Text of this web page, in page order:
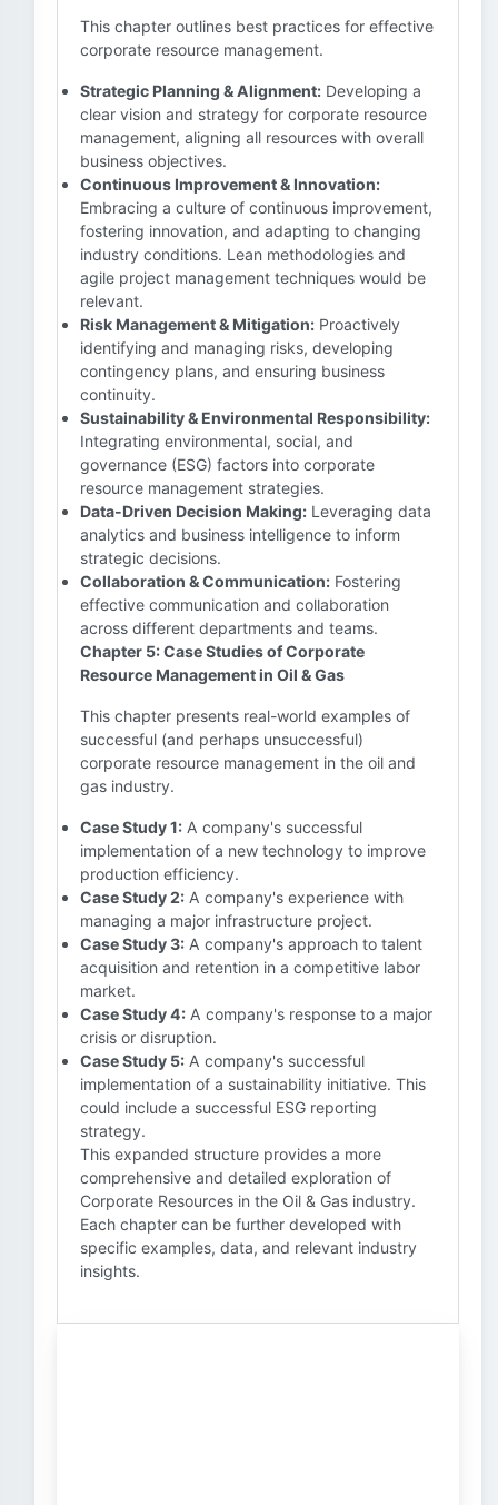
This chapter outlines best practices for effective
corporate resource management.
Strategic Planning & Alignment: Developing a
clear vision and strategy for corporate resource
management, aligning all resources with overall
business objectives.
Continuous Improvement & Innovation:
Embracing a culture of continuous improvement,
fostering innovation, and adapting to changing
industry conditions. Lean methodologies and
agile project management techniques would be
relevant.
Risk Management & Mitigation: Proactively
identifying and managing risks, developing
contingency plans, and ensuring business
continuity.
Sustainability & Environmental Responsibility:
Integrating environmental, social, and
governance (ESG) factors into corporate
resource management strategies.
Data-Driven Decision Making: Leveraging data
analytics and business intelligence to inform
strategic decisions.
Collaboration & Communication: Fostering
effective communication and collaboration
across different departments and teams.
Chapter 5: Case Studies of Corporate
Resource Management in Oil & Gas
This chapter presents real-world examples of
successful (and perhaps unsuccessful)
corporate resource management in the oil and
gas industry.
Case Study 1: A company's successful
implementation of a new technology to improve
production efficiency.
Case Study 2: A company's experience with
managing a major infrastructure project.
Case Study 3: A company's approach to talent
acquisition and retention in a competitive labor
market.
Case Study 4: A company's response to a major
crisis or disruption.
Case Study 5: A company's successful
implementation of a sustainability initiative. This
could include a successful ESG reporting
strategy.
This expanded structure provides a more
comprehensive and detailed exploration of
Corporate Resources in the Oil & Gas industry.
Each chapter can be further developed with
specific examples, data, and relevant industry
insights.